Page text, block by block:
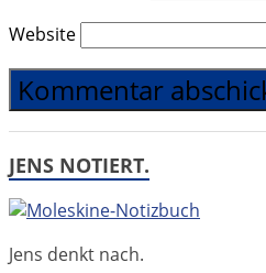
Website
JENS NOTIERT.
Jens denkt nach.